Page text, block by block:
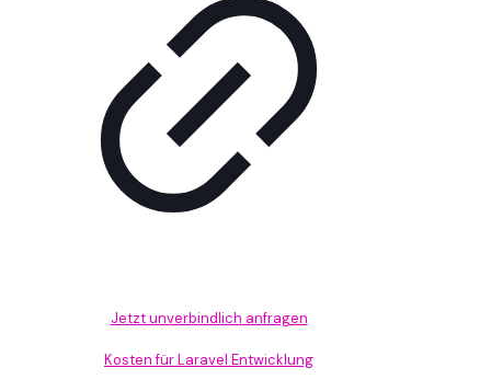
Jetzt unverbindlich anfragen
Kosten für Laravel Entwicklung